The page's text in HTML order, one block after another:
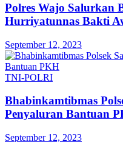
Polres Wajo Salurkan
Hurriyatunnas Bakti
September 12, 2023
TNI-POLRI
Bhabinkamtibmas
Penyaluran Bantuan
September 12, 2023